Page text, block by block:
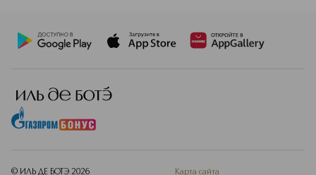
© ИЛЬ ДЕ БОТЭ 2026 Карта сайта